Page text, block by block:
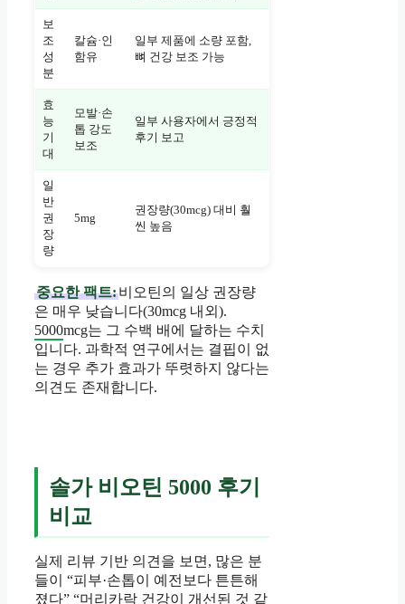
보
조
성
분
칼슘·인
함유
일부 제품에 소량 포함,
뼈 건강 보조 가능
효
능
기
대
모발·손
톱 강도
보조
일부 사용자에서 긍정적
후기 보고
일
반
권
장
량
5mg
권장량(30mcg) 대비 훨
씬 높음
중요한 팩트:비오틴의 일상 권장량
은 매우 낮습니다(30mcg 내외).
5000mcg는 그 수백 배에 달하는 수치
입니다. 과학적 연구에서는 결핍이 없
는 경우 추가 효과가 뚜렷하지 않다는
의견도 존재합니다.
솔가 비오틴 5000 후기
비교
실제 리뷰 기반 의견을 보면, 많은 분
들이 “피부·손톱이 예전보다 튼튼해
졌다” “머리카락 건강이 개선된 것 같